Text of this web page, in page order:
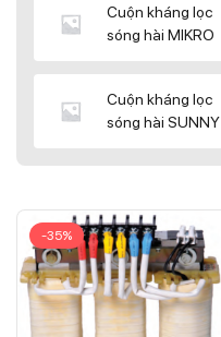
Cuộn kháng lọc
sóng hài MIKRO
Cuộn kháng lọc
sóng hài SUNNY
-35%